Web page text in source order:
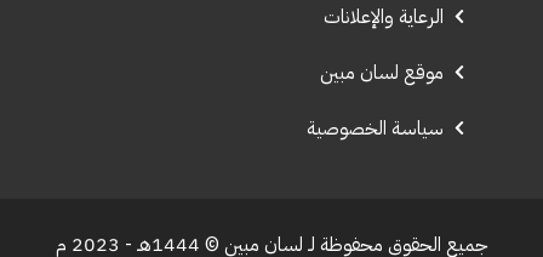
الرعاية والإعلانات
موقع لسان مبين
سياسة الخصوصية
جميع الحقوق محفوظة لـ لسان مبين © 1444هـ - 2023 م